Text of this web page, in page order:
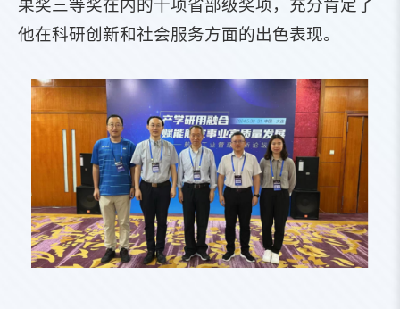
果奖三等奖在内的十项省部级奖项，充分肯定了
他在科研创新和社会服务方面的出色表现。